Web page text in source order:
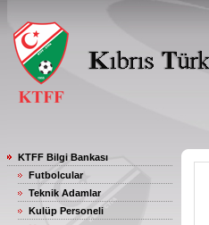
KTFF Bilgi Bankası
Futbolcular
Teknik Adamlar
Kulüp Personeli